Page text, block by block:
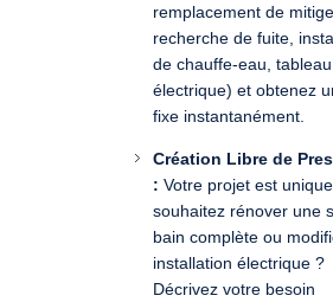
remplacement de
recherche de fuite,
de chauffe-eau, tableau
électrique) et obtenez
fixe instantanément.
Création Libre de
: Votre projet est
souhaitez rénover une
bain complète ou
installation électrique ?
Décrivez votre besoin